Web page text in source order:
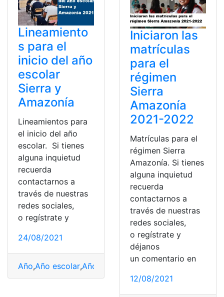
Lineamiento
s para el
inicio del año
escolar
Sierra y
Amazonía
Lineamientos para
el inicio del año
escolar. Si tienes
alguna inquietud
recuerda
contactarnos a
través de nuestras
redes sociales,
o regístrate y
24/08/2021
Año,Año escolar,Año Nuevo
Iniciaron las
matrículas
para el
régimen
Sierra
Amazonía
2021-2022
Matrículas para el
régimen Sierra
Amazonía. Si tienes
alguna inquietud
recuerda
contactarnos a
través de nuestras
redes sociales,
o regístrate y
déjanos
un comentario en
12/08/2021